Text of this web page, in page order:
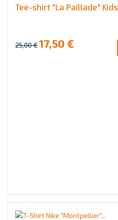
Tee-shirt "La Paillade" Kids
25,00 €17,50 €